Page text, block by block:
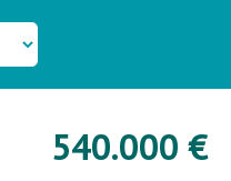
540.000 €